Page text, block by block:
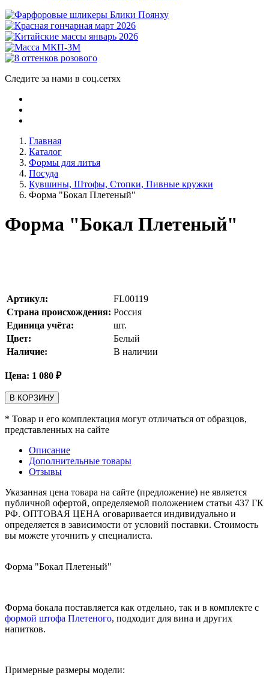
Следите за нами в соц.сетях
Главная
Каталог
Формы для литья
Посуда
Кувшины, Штофы, Стопки, Пивные кружки
Форма "Бокал Плетеный"
Форма "Бокал Плетеный"
Артикул:
FL00119
Страна происхождения: Россия
Единица учёта:
шт.
Цвет:
Белый
Наличие:
В наличии
Цена: 1 080 ₽
В КОРЗИНУ
* Товар и его комплектация могут отличаться от образцов,
представленных на сайте
Описание
Дополнительные товары
Отзывы
Указанная цена товара на сайте (предложение) не является
публичной офертой, определяемой положением статьи 437 ГК
РФ. ОПТОВАЯ ЦЕНА оговаривается индивидуально и
определяется в зависимости от условий поставки. Стоимость
вы можете уточнить у специалиста.
Форма "Бокал Плетеный"
Форма бокала поставляется как отдельно, так и в комплекте с
формой штофа Плетеного, подходит для вина и других
напитков.
Примерные размеры модели: